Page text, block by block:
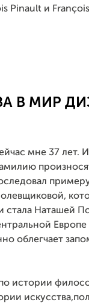
Pinault и
В МИР
мне 37 лет.
Наташей
Европе
облегчает
истории